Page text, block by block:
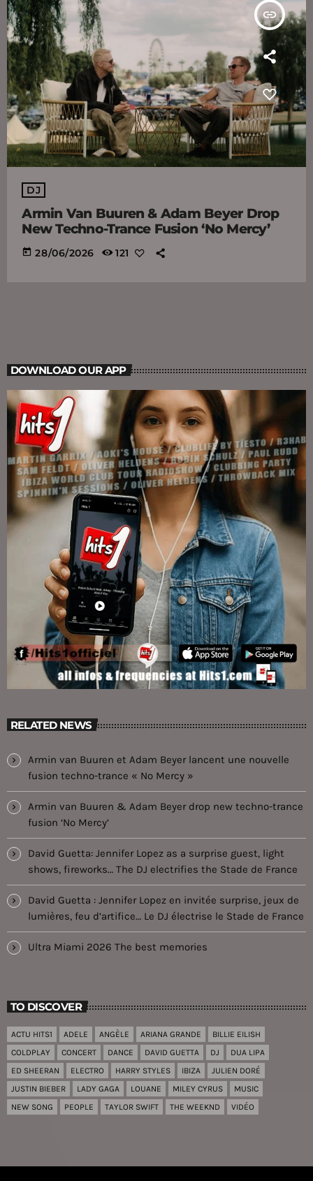
insert_link
DJ
Armin Van Buuren & Adam Beyer Drop
New Techno-Trance Fusion ‘No Mercy’
today 28/06/2026 121
DOWNLOAD OUR APP
RELATED NEWS
Armin van Buuren et Adam Beyer lancent une nouvelle
fusion techno-trance « No Mercy »
Armin van Buuren & Adam Beyer drop new techno-trance
fusion ‘No Mercy’
David Guetta: Jennifer Lopez as a surprise guest, light
shows, fireworks… The DJ electrifies the Stade de France
David Guetta : Jennifer Lopez en invitée surprise, jeux de
lumières, feu d’artifice… Le DJ électrise le Stade de France
Ultra Miami 2026 The best memories
TO DISCOVER
ACTU HITS1 ADELE ANGÈLE ARIANA GRANDE
BILLIE EILISH
COLDPLAY
CONCERT DANCE DAVID GUETTA DJ
DUA LIPA
ED SHEERAN
ELECTRO HARRY STYLES IBIZA
JULIEN DORÉ
JUSTIN BIEBER
LADY GAGA LOUANE MILEY CYRUS
MUSIC
NEW SONG
PEOPLE TAYLOR SWIFT THE WEEKND VIDÉO